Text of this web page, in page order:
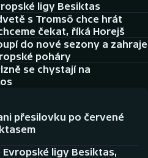
ligy Besiktas
s Tromsö chce hrát
čekat, říká Horejš
do nové sezony a zahraje
poháry
se chystají na
přesilovku po červené
ligy Besiktas,